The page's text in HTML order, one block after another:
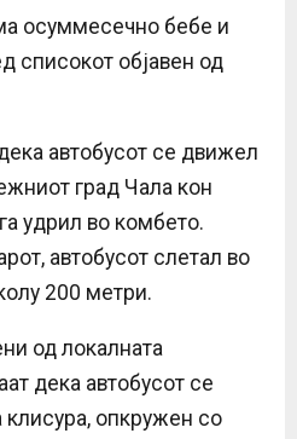
осуммесечно бебе и
списокот објавен од
автобусот се движел
град Чала кон
удрил во комбето.
автобусот слетал во
200 метри.
од локалната
дека автобусот се
клисура, опкружен со